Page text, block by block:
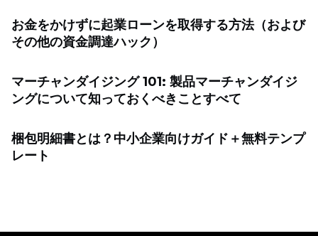
お金をかけずに起業ローンを取得する方法（および
その他の資金調達ハック）
マーチャンダイジング 101: 製品マーチャンダイジ
ングについて知っておくべきことすべて
梱包明細書とは？中小企業向けガイド＋無料テンプ
レート